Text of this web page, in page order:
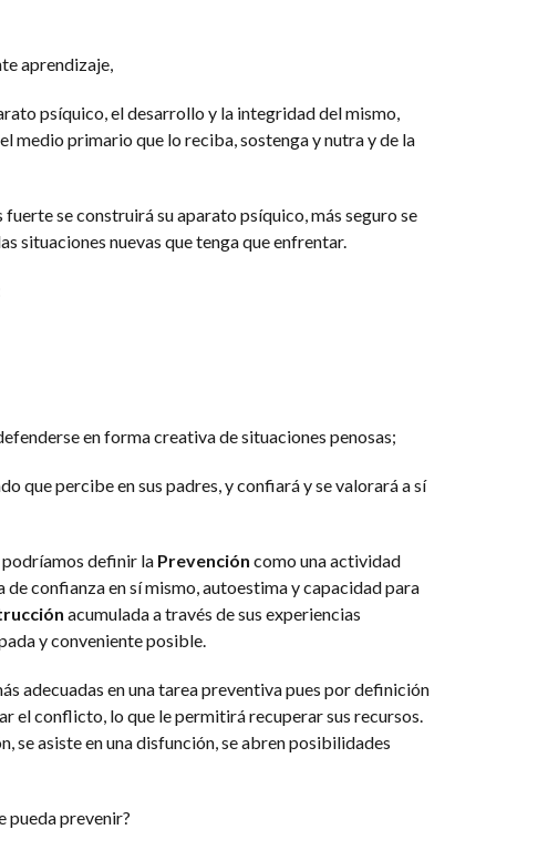
aprendizaje,
psíquico, el desarrollo y la integridad del mismo,
medio primario que lo reciba, sostenga y nutra y de la
se construirá su aparato psíquico, más seguro se
situaciones nuevas que tenga que enfrentar.
en forma creativa de situaciones penosas;
que percibe en sus padres, y confiará y se valorará a sí
definir la Prevención como una actividad
de confianza en sí mismo, autoestima y capacidad para
acumulada a través de sus experiencias
y conveniente posible.
adecuadas en una tarea preventiva pues por definición
el conflicto, lo que le permitirá recuperar sus recursos.
se asiste en una disfunción, se abren posibilidades
pueda prevenir?